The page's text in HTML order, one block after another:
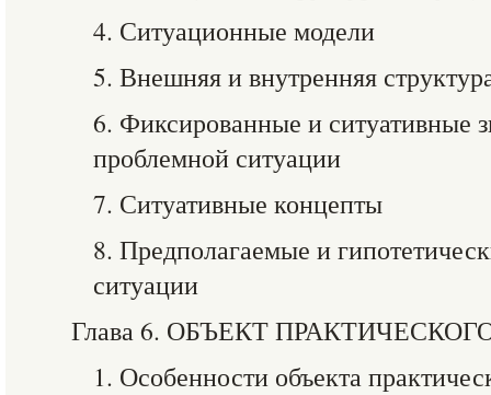
4. Ситуационные модели
5. Внешняя и внутренняя
6. Фиксированные и ситуативные
проблемной ситуации
7. Ситуативные концепты
8. Предполагаемые и
ситуации
Глава 6. ОБЪЕКТ
1. Особенности объекта